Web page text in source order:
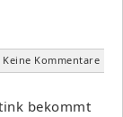
Keine Kommentare
bekommt